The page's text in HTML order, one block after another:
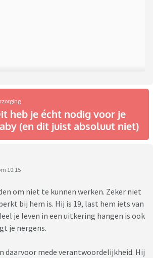
heb je écht nodig voor je
(en dit juist absoluut niet)
10:15
om niet te kunnen werken. Zeker niet
bij hem is. Hij is 19, last hem iets van
je leven in een uitkering hangen is ook
je nergens.
daarvoor mede verantwoordelijkheid. Hij